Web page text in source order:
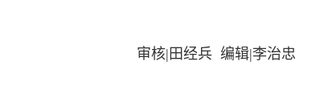
审核|田经兵 编辑|李治忠